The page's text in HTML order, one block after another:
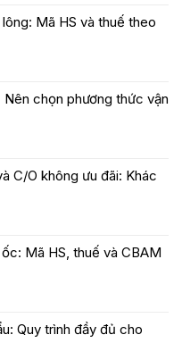
Mã HS và thuế theo
chọn phương thức vận
C/O không ưu đãi: Khác
Mã HS, thuế và CBAM
Quy trình đầy đủ cho